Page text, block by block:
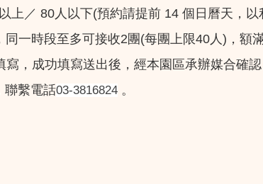
上／ 80人以下(預約請提前 14 個日曆天，以
一時段至多可接收2團(每團上限40人)，額滿
，成功填寫送出後，經本園區承辦媒合確
聯繫電話03-3816824 。